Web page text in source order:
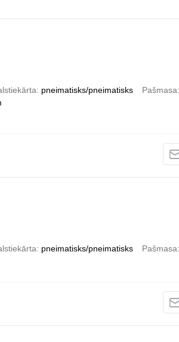
pneimatisks/pneimatisks Pašmasa
pneimatisks/pneimatisks Pašmasa